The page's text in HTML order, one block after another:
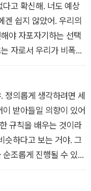
고 확신해. 너도 예상
겐 쉽지 않았어. 우리의
야 자포자기하는 선택
자로서 우리가 비폭력
내 이해하게 되었을
다는 사실을 인정할 수
년 10월 27일
정의롭게 생각하려면 세
받아들일 의향이 있어
규칙을 배우는 것이라
슷하다고 보는 거야. 그
조롭게 진행될 수 있다
에 그런 식으로는 일이
지만, 한때 도움이 되